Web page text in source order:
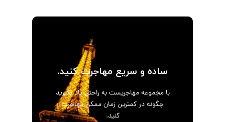
ساده و سریع مهاجرت کنید.
با مجموعه مهاجریست به راحتی یاد بگیرید
چگونه در کمترین زمان ممکن مهاجرت
کنید.